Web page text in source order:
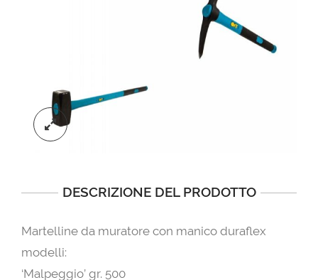
DESCRIZIONE DEL PRODOTTO
Martelline da muratore con manico duraflex
modelli:
‘Malpeggio’ gr. 500